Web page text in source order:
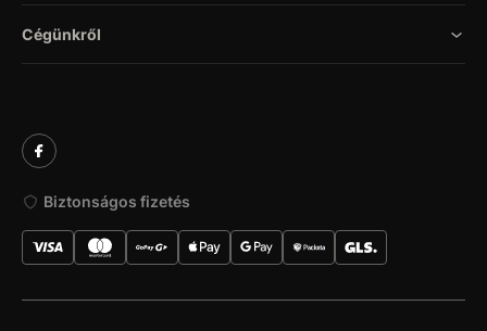
Cégünkről
Biztonságos fizetés